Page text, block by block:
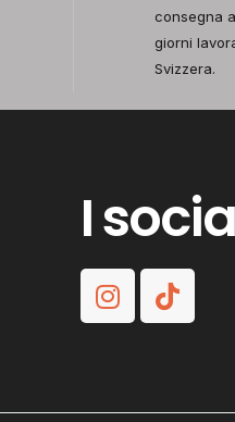
consegna
giorni
Svizzera.
I